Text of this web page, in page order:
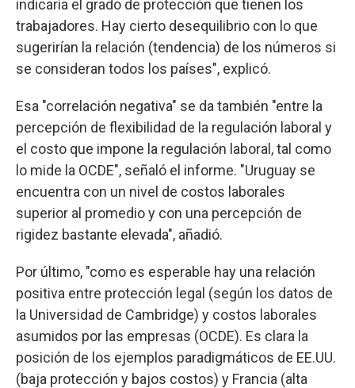
indicaría el grado de protección que tienen los
trabajadores. Hay cierto desequilibrio con lo que
sugerirían la relación (tendencia) de los números si
se consideran todos los países", explicó.
Esa "correlación negativa" se da también "entre la
percepción de flexibilidad de la regulación laboral y
el costo que impone la regulación laboral, tal como
lo mide la OCDE", señaló el informe. "Uruguay se
encuentra con un nivel de costos laborales
superior al promedio y con una percepción de
rigidez bastante elevada", añadió.
Por último, "como es esperable hay una relación
positiva entre protección legal (según los datos de
la Universidad de Cambridge) y costos laborales
asumidos por las empresas (OCDE). Es clara la
posición de los ejemplos paradigmáticos de EE.UU.
(baja protección y bajos costos) y Francia (alta